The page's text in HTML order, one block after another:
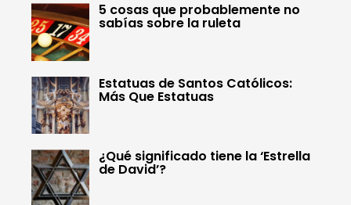
5 cosas que probablemente no
sabías sobre la ruleta
Estatuas de Santos Católicos:
Más Que Estatuas
¿Qué significado tiene la ‘Estrella
de David’?